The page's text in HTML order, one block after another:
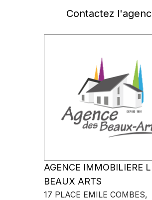
Contactez
AGENCE IMMOBILIERE
BEAUX ARTS
17 PLACE EMILE COMBES,